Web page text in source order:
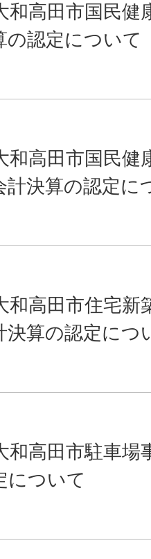
和高田市国民健
の認定について
和高田市国民健
計決算の認定に
和高田市住宅新
決算の認定につ
和高田市駐車場
について